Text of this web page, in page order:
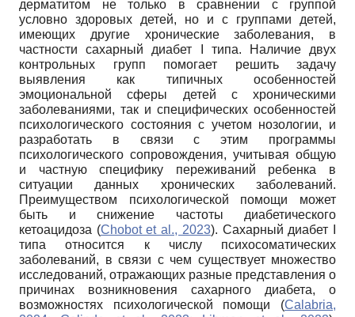
дерматитом не только в сравнении с группой
условно здоровых детей, но и с группами детей,
имеющих другие хронические заболевания, в
частности сахарный диабет I типа. Наличие двух
контрольных групп помогает решить задачу
выявления как типичных особенностей
эмоциональной сферы детей с хроническими
заболеваниями, так и специфических особенностей
психологического состояния с учетом нозологии, и
разработать в связи с этим программы
психологического сопровождения, учитывая общую
и частную специфику переживаний ребенка в
ситуации данных хронических заболеваний.
Преимуществом психологической помощи может
быть и снижение частоты диабетического
кетоацидоза (Chobot et al., 2023). Сахарный диабет I
типа относится к числу психосоматических
заболеваний, в связи с чем существует множество
исследований, отражающих разные представления о
причинах возникновения сахарного диабета, о
возможностях психологической помощи (Calabria,